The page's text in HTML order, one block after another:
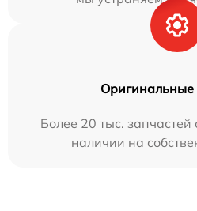
Оригинальные
Более 20 тыс. запчастей
наличии на